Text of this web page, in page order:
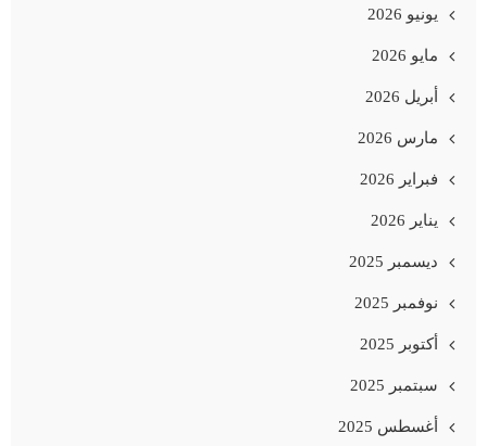
يونيو 2026
مايو 2026
أبريل 2026
مارس 2026
فبراير 2026
يناير 2026
ديسمبر 2025
نوفمبر 2025
أكتوبر 2025
سبتمبر 2025
أغسطس 2025